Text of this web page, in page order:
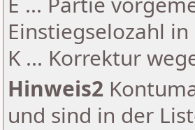
Einstiegselozahl
K ... Korrektur
Hinweis2
und sind in der